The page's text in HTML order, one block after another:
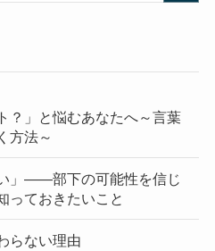
？」と悩むあなたへ～言葉
方法～
」——部下の可能性を信じ
っておきたいこと
らない理由